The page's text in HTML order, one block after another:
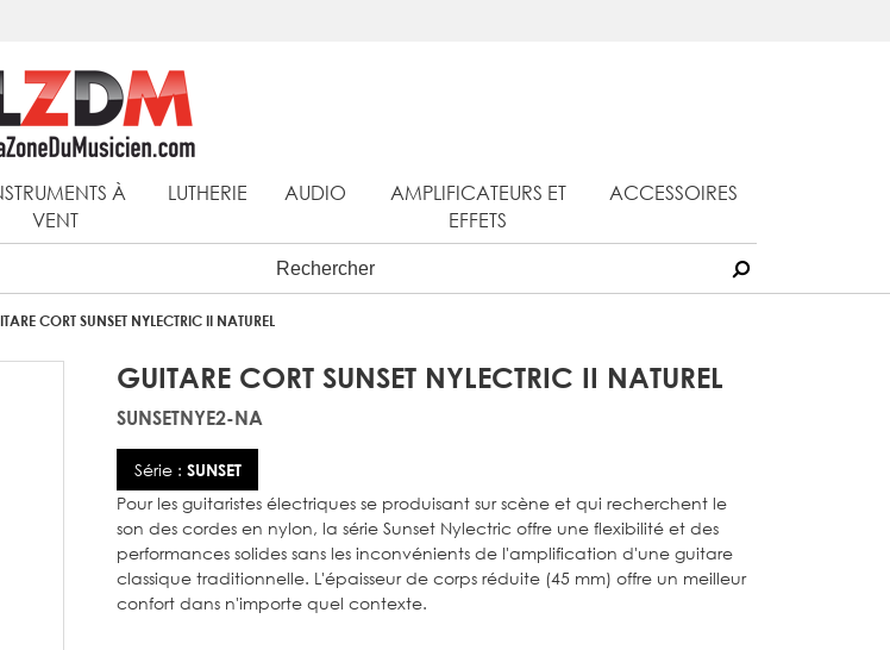
À
VENT
LUTHERIE AUDIO
AMPLIFICATEURS ET
EFFETS
ACCESSOIRES
CORT SUNSET NYLECTRIC II NATUREL
GUITARE CORT SUNSET NYLECTRIC II NATUREL
SUNSETNYE2-NA
Série : SUNSET
Pour les guitaristes électriques se produisant sur scène et qui recherchent le
son des cordes en nylon, la série Sunset Nylectric offre une flexibilité et des
performances solides sans les inconvénients de l'amplification d'une guitare
classique traditionnelle. L'épaisseur de corps réduite (45 mm) offre un meilleur
confort dans n'importe quel contexte.